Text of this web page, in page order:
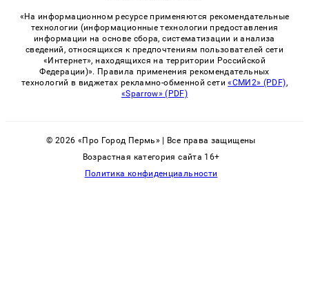
«На информационном ресурсе применяются рекомендательные
технологии (информационные технологии предоставления
информации на основе сбора, систематизации и анализа
сведений, относящихся к предпочтениям пользователей сети
«Интернет», находящихся на территории Российской
Федерации)». Правила применения рекомендательных
технологий в виджетах рекламно-обменной сети«СМИ2» (PDF),
«Sparrow» (PDF)
© 2026 «Про Город Пермь» | Все права защищены
Возрастная категория сайта 16+
Политика конфиденциальности